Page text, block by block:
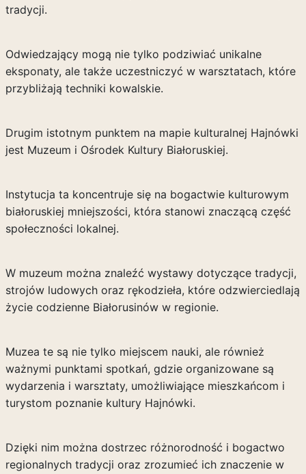
tradycji.
Odwiedzający mogą nie tylko podziwiać unikalne
eksponaty, ale także uczestniczyć w warsztatach, które
przybliżają techniki kowalskie.
Drugim istotnym punktem na mapie kulturalnej Hajnówki
jest Muzeum i Ośrodek Kultury Białoruskiej.
Instytucja ta koncentruje się na bogactwie kulturowym
białoruskiej mniejszości, która stanowi znaczącą część
społeczności lokalnej.
W muzeum można znaleźć wystawy dotyczące tradycji,
strojów ludowych oraz rękodzieła, które odzwierciedlają
życie codzienne Białorusinów w regionie.
Muzea te są nie tylko miejscem nauki, ale również
ważnymi punktami spotkań, gdzie organizowane są
wydarzenia i warsztaty, umożliwiające mieszkańcom i
turystom poznanie kultury Hajnówki.
Dzięki nim można dostrzec różnorodność i bogactwo
regionalnych tradycji oraz zrozumieć ich znaczenie w